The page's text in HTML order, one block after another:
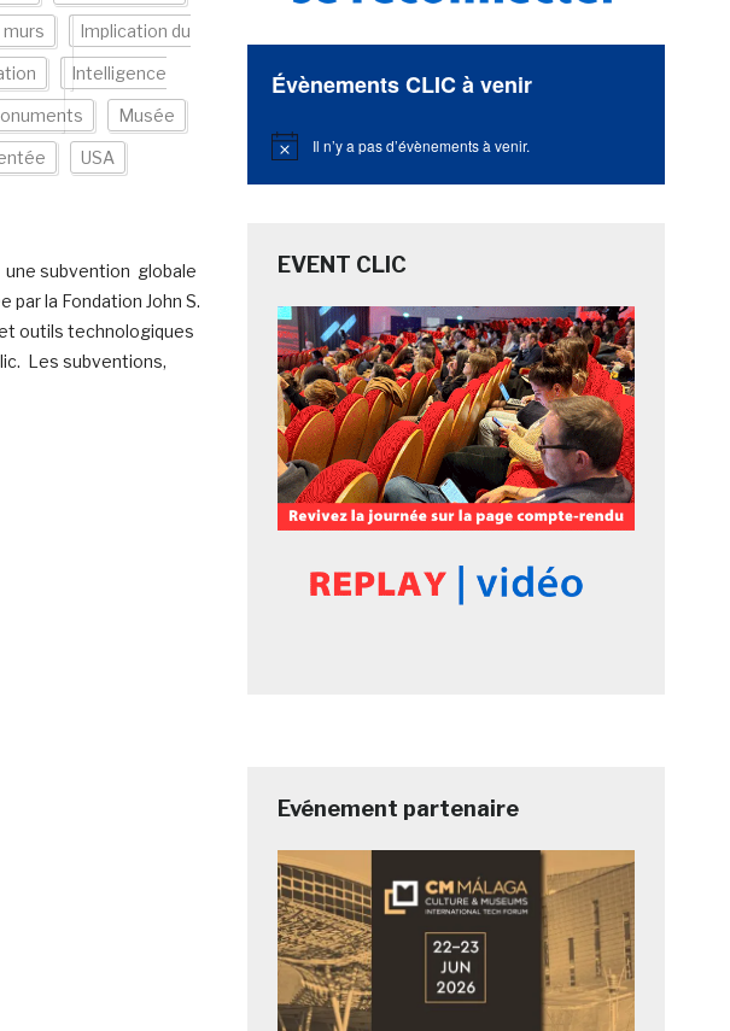
murs Implication du
Intelligence
Musée
USA
une subvention globale
par la Fondation John S.
outils technologiques
Les subventions,
Évènements CLIC à venir
Notice Il n’y a pas d’évènements à venir.
EVENT CLIC
Evénement partenaire